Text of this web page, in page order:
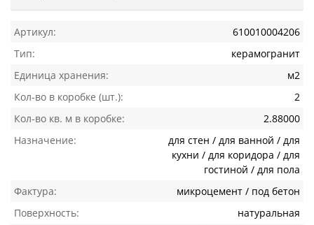
Артикул:
610010004206
Тип:
керамогранит
Единица хранения:
м2
Кол-во в коробке (шт.):
2
Кол-во кв. м в коробке:
2.88000
Назначение:
для стен / для ванной / для
кухни / для коридора / для
гостиной / для пола
Фактура:
микроцемент / под бетон
Поверхность:
натуральная